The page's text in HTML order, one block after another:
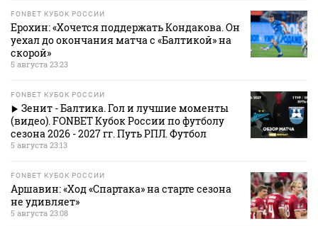
FONBET КУБОК РОССИИ
Ерохин: «Хочется поддержать Кондакова. Он
уехал до окончания матча с «Балтикой» на
скорой»
5 августа 23:23
FONBET КУБОК РОССИИ
Зенит - Балтика. Гол и лучшие моменты
(видео). FONBET Кубок России по футболу
сезона 2026 - 2027 гг. Путь РПЛ. Футбол
5 августа 23:13
FONBET КУБОК РОССИИ
Аршавин: «Ход «Спартака» на старте сезона
не удивляет»
5 августа 23:08